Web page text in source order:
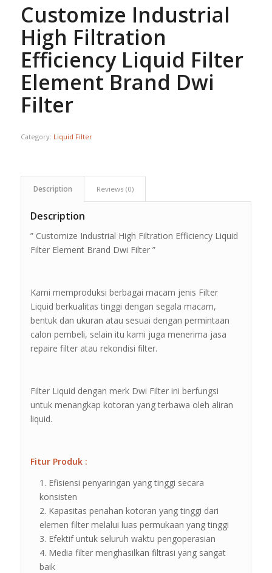
Customize Industrial
High Filtration
Efficiency Liquid Filter
Element Brand Dwi
Filter
Category: Liquid Filter
Description Reviews (0)
Description
” Customize Industrial High Filtration Efficiency Liquid
Filter Element Brand Dwi Filter ”
Kami memproduksi berbagai macam jenis Filter
Liquid berkualitas tinggi dengan segala macam,
bentuk dan ukuran atau sesuai dengan permintaan
calon pembeli, selain itu kami juga menerima jasa
repaire filter atau rekondisi filter.
Filter Liquid dengan merk Dwi Filter ini berfungsi
untuk menangkap kotoran yang terbawa oleh aliran
liquid.
Fitur Produk :
Efisiensi penyaringan yang tinggi secara
konsisten
Kapasitas penahan kotoran yang tinggi dari
elemen filter melalui luas permukaan yang tinggi
Efektif untuk seluruh waktu pengoperasian
Media filter menghasilkan filtrasi yang sangat
baik